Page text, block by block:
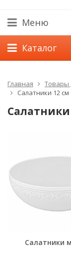
Меню
Каталог
Главная Товары
Салатники 12 см
Салатники
Салатники